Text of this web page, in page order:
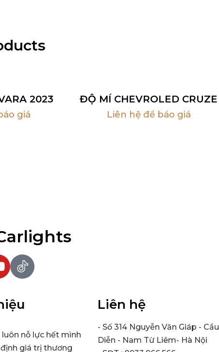
2023
giá
ĐỘ MÍ CHEVROLED CRUZE
Liên hệ để báo giá
nỗ lực hết mình
giá trị thương
Liên hệ
- Số 314 Nguyễn Văn Giáp - Cầu
Diễn - Nam Từ Liêm- Hà Nội